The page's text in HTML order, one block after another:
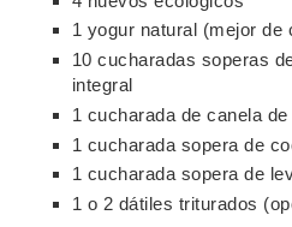
1 yogur natural (mejor de
10 cucharadas soperas
integral
1 cucharada de canela
1 cucharada sopera de
1 cucharada sopera de
1 o 2 dátiles triturados